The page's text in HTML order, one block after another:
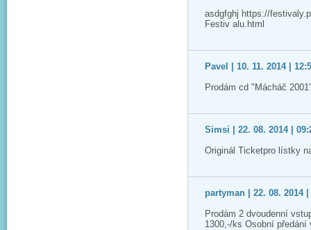
asdgfghj https://
Festiv alu.html
Pavel | 10. 11. 2014 |
Prodám cd "Mácháč
Simsi | 22. 08. 2014 |
Originál Ticketpro lístky
partyman | 22. 08. 2014 |
Prodám 2 dvoudenní
1300,-/ks Osobní